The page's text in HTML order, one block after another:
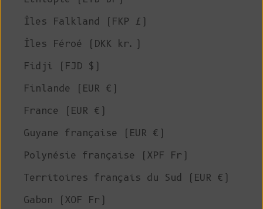
Îles Falkland (FKP £)
Îles Féroé (DKK kr.)
Fidji (FJD $)
Finlande (EUR €)
France (EUR €)
Guyane française (EUR €)
Polynésie française (XPF Fr)
Territoires français du Sud (EUR €)
Gabon (XOF Fr)